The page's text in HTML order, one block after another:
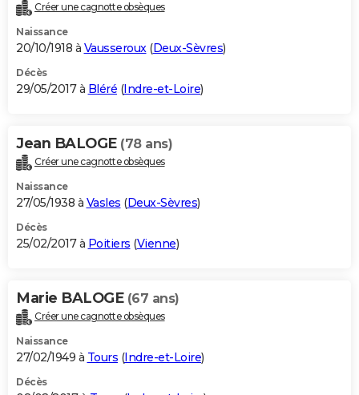
Créer une cagnotte obsèques
Naissance
20/10/1918 à Vausseroux(Deux-Sèvres)
Décès
29/05/2017 à Bléré (Indre-et-Loire)
Jean BALOGE (78 ans)
Créer une cagnotte obsèques
Naissance
27/05/1938 à Vasles (Deux-Sèvres)
Décès
25/02/2017 à Poitiers (Vienne)
Marie BALOGE (67 ans)
Créer une cagnotte obsèques
Naissance
27/02/1949 à Tours (Indre-et-Loire)
Décès